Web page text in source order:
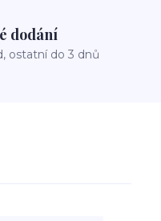
dodání
ostatní do 3 dnů